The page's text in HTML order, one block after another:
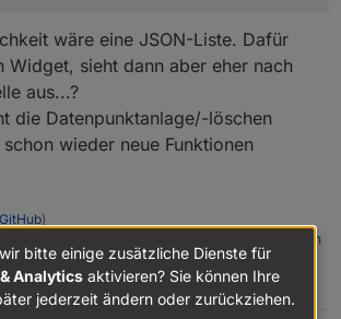
wäre eine JSON-Liste. Dafür
Widget, sieht dann aber eher nach
aus...?
die Datenpunktanlage/-löschen
wieder neue Funktionen
)
PimpMyStation
0
bitte einige zusätzliche Dienste für
Analytics aktivieren? Sie können Ihre
jederzeit ändern oder zurückziehen.